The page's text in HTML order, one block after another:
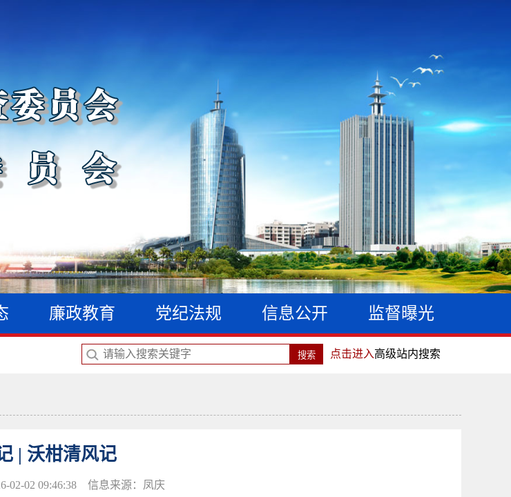
廉政教育 党纪法规 信息公开 监督曝光
点击进入高级站内搜索
| 沃柑清风记
02-02 09:46:38 信息来源：凤庆